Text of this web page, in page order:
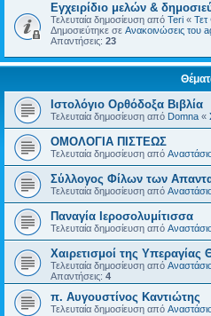
Εγχειρίδιο μελών &
Τελευταία δημοσίευση από Teri «
Δημοσιεύτηκε σε Ανακοινώσεις του
Απαντήσεις: 23
Ιστολόγιο Ορθόδοξα Βιβλία
Τελευταία δημοσίευση από Domna «
ΟΜΟΛΟΓΙΑ ΠΙΣΤΕΩΣ
Τελευταία δημοσίευση από
Σύλλογος Φίλων των
Τελευταία δημοσίευση από
Παναγία Ιεροσολυμίτισσα
Τελευταία δημοσίευση από
Χαιρετισμοί της Υπεραγίας
Τελευταία δημοσίευση από
Απαντήσεις: 4
π. Αυγουστίνος Καντιώτης
Τελευταία δημοσίευση από